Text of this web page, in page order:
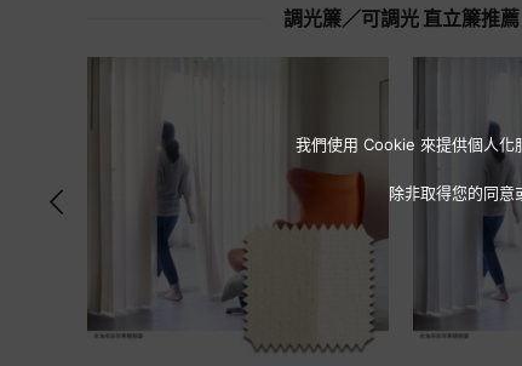
調光簾／可調光 直立簾推薦
我們使用 Cookie 來提供個人化
除非取得您的同意